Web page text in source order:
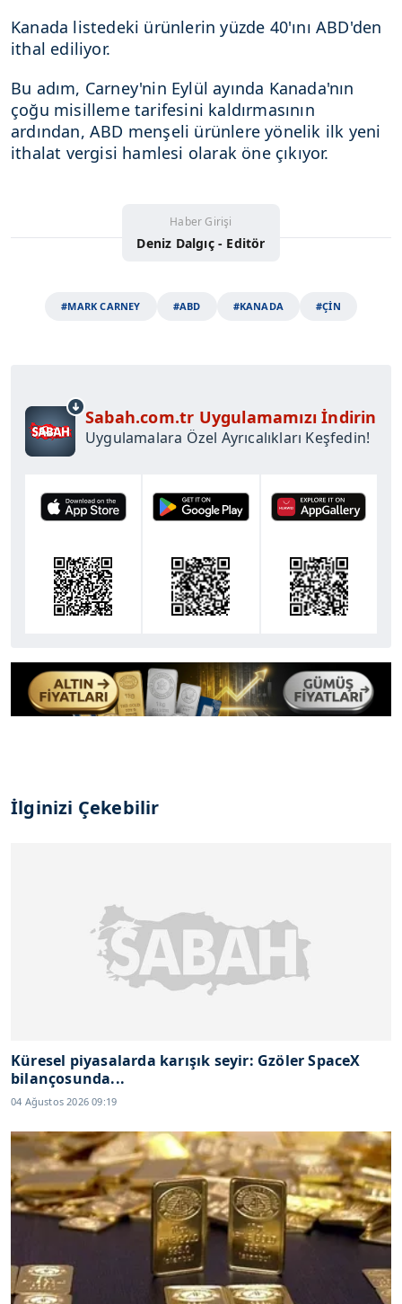
Kanada listedeki ürünlerin yüzde 40'ını ABD'den
ithal ediliyor.
Bu adım, Carney'nin Eylül ayında Kanada'nın
çoğu misilleme tarifesini kaldırmasının
ardından, ABD menşeli ürünlere yönelik ilk yeni
ithalat vergisi hamlesi olarak öne çıkıyor.
Haber Girişi
Deniz Dalgıç - Editör
#MARK CARNEY #ABD #KANADA #ÇİN
Sabah.com.tr Uygulamamızı İndirin
Uygulamalara Özel Ayrıcalıkları Keşfedin!
İlginizi Çekebilir
Küresel piyasalarda karışık seyir: Gzöler SpaceX
bilançosunda...
04 Ağustos 2026 09:19